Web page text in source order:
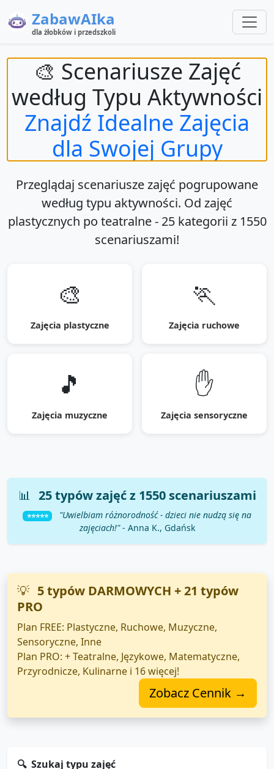
ZabawAIka
dla żłobków i przedszkoli
🎨 Scenariusze Zajęć
według Typu Aktywności
Znajdź Idealne Zajęcia
dla Swojej Grupy
Przeglądaj scenariusze zajęć pogrupowane
według typu aktywności. Od zajęć
plastycznych po teatralne - 25kategorii z 1550
scenariuszami!
🎨
Zajęcia plastyczne
🏃
Zajęcia ruchowe
🎵
Zajęcia muzyczne
✋
Zajęcia sensoryczne
📊 25typów zajęć z 1550scenariuszami
⭐⭐⭐⭐⭐
"Uwielbiam różnorodność - dzieci nie nudzą się na
zajęciach!"- Anna K., Gdańsk
💡 5 typów DARMOWYCH + 21 typów
PRO
Plan FREE: Plastyczne, Ruchowe, Muzyczne,
Sensoryczne, Inne
Plan PRO: + Teatralne, Językowe, Matematyczne,
Przyrodnicze, Kulinarne i 16 więcej!
Zobacz Cennik →
🔍 Szukaj typu zajęć